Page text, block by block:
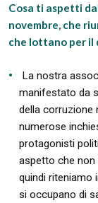
Cosa ti aspetti
novembre, che
che lottano per il
La nostra
manifestato da
della corruzione
numerose
protagonisti
aspetto che
quindi
si occupano di